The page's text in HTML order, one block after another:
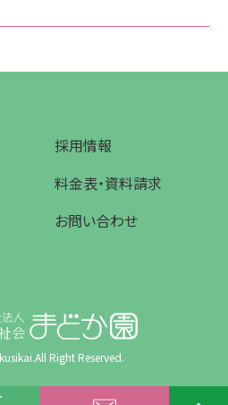
Right Reserved.
採用情報
料金表・資料請求
お問い合わせ